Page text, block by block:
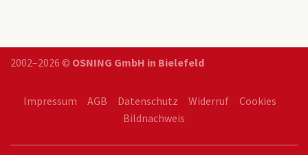
2002–2026 © OSNING GmbH in Bielefeld
Impressum AGB Datenschutz Widerruf
Cookies
Bildnachweis